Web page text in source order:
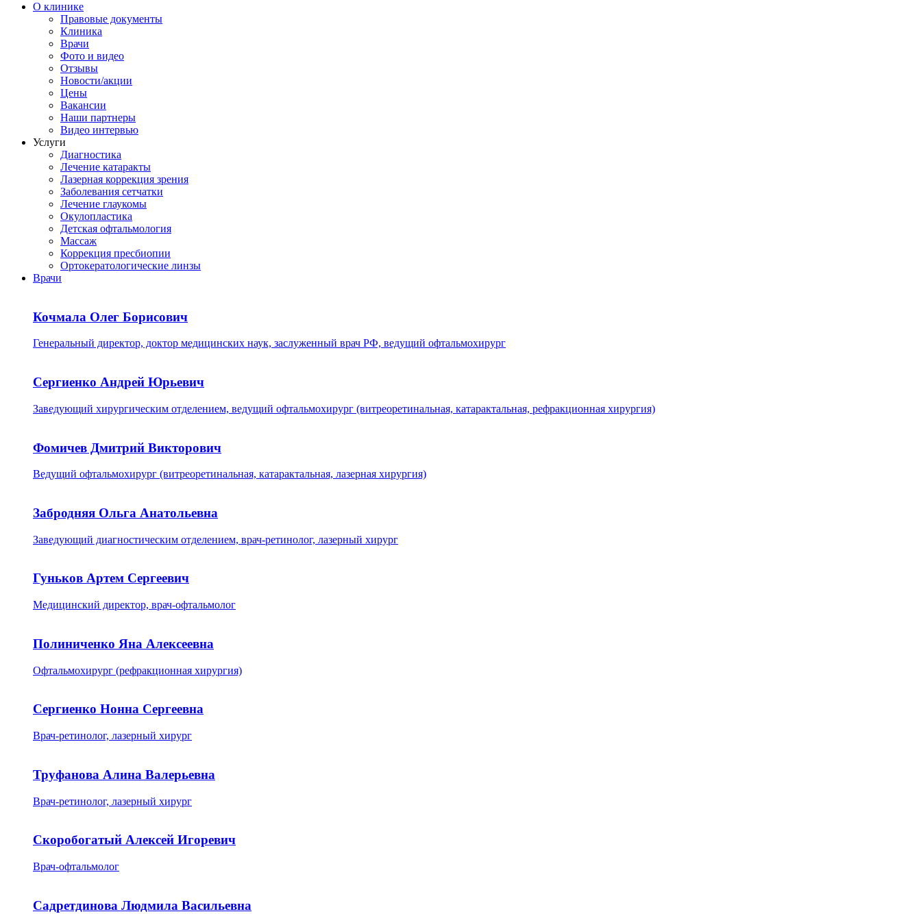
О клинике
Правовые документы
Клиника
Врачи
Фото и видео
Отзывы
Новости/акции
Цены
Вакансии
Наши партнеры
Видео интервью
Услуги
Диагностика
Лечение катаракты
Лазерная коррекция зрения
Заболевания сетчатки
Лечение глаукомы
Окулопластика
Детская офтальмология
Массаж
Коррекция пресбиопии
Ортокератологические линзы
Врачи
Кочмала Олег Борисович
Генеральный директор, доктор медицинских наук, заслуженный врач РФ, ведущий офтальмохирург
Сергиенко Андрей Юрьевич
Заведующий хирургическим отделением, ведущий офтальмохирург (витреоретинальная, катарактальная, рефракционная хирургия)
Фомичев Дмитрий Викторович
Ведущий офтальмохирург (витреоретинальная, катарактальная, лазерная хирургия)
Забродняя Ольга Анатольевна
Заведующий диагностическим отделением, врач-ретинолог, лазерный хирург
Гуньков Артем Сергеевич
Медицинский директор, врач-офтальмолог
Полиниченко Яна Алексеевна
Офтальмохирург (рефракционная хирургия)
Сергиенко Нонна Сергеевна
Врач-ретинолог, лазерный хирург
Труфанова Алина Валерьевна
Врач-ретинолог, лазерный хирург
Скоробогатый Алексей Игоревич
Врач-офтальмолог
Садретдинова Людмила Васильевна